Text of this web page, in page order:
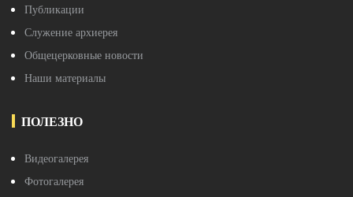
Публикации
Служение архиерея
Общецерковные новости
Наши материалы
ПОЛЕЗНО
Видеогалерея
Фотогалерея